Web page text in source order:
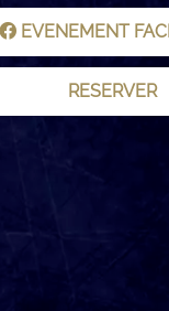
EVENEMENT
RESERVER